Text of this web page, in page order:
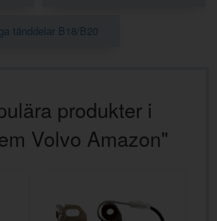
tänddelar B18/B20
produkter i
Volvo Amazon"